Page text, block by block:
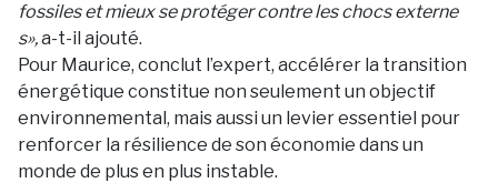
fossiles et mieux se protéger contre les chocs externe
s»,a-t-il ajouté.
Pour Maurice, conclut l’expert, accélérer la transition
énergétique constitue non seulement un objectif
environnemental, mais aussi un levier essentiel pour
renforcer la résilience de son économie dans un
monde de plus en plus instable.